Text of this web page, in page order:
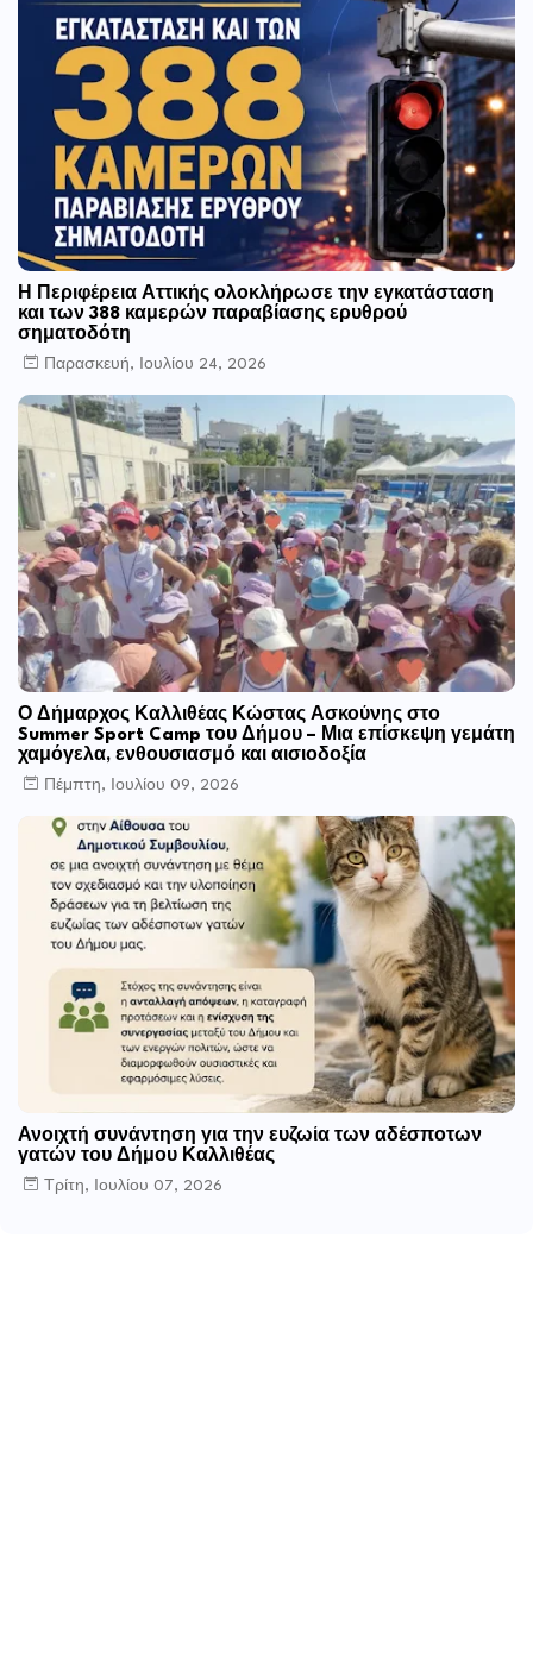
Η Περιφέρεια Αττικής ολοκλήρωσε την εγκατάσταση
και των 388 καμερών παραβίασης ερυθρού
σηματοδότη
Παρασκευή, Ιουλίου 24, 2026
Ο Δήμαρχος Καλλιθέας Κώστας Ασκούνης στο
Summer Sport Camp του Δήμου – Μια επίσκεψη γεμάτη
χαμόγελα, ενθουσιασμό και αισιοδοξία
Πέμπτη, Ιουλίου 09, 2026
Ανοιχτή συνάντηση για την ευζωία των αδέσποτων
γατών του Δήμου Καλλιθέας
Τρίτη, Ιουλίου 07, 2026